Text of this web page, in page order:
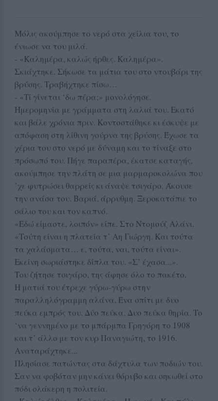
Μόλις ακούμπησε το νερό στα χείλια του, το
ένιωσε να του μιλά.
- «Καλημέρα, καλώς ήρθες. Καλημέρα».
Σκιάχτηκε. Σήκωσε τα μάτια του στο ντουβάρι της
βρύσης. Τραβήχτηκε πίσω…
- «Τί γίνεται ‘δω πέρα;» μονολόγησε.
Ημερομηνία με γράμματα στη λαλιά του. Εκατό
και βάλε χρόνια πριν. Κοντοστάθηκε κι έσκυψε με
απόφαση στη λίθινη γούρνα της βρύσης. Έχωσε τα
χέρια του στο νερό με δύναμη και το τίναξε στο
πρόσωπό του. Πήγε παραπέρα, έκατσε καταγής,
ακούμπησε την πλάτη σε μια μαρμαροκολώνα που
’χε φυτρώσει θαρρείς κι άναψε τσιγάρο. Άκουσε
την ανάσα του. Βαριά, άρρυθμη. Ξεροκατάπιε το
σάλιο του και τον καπνό.
«Εδώ είμαστε, λοιπόν» είπε. Στο Ντομούζ Αλάνι.
«Τούτη είναι η πλατεία τ’ Αη Γιώργη. Και τούτα
τα χαλάσματα… ε, τούτα, ναι, τούτα είναι».
Εκείνη σωριάστηκε δίπλα του. «Σ’ έχασα...».
Του ζήτησε τσιγάρο, της άφησε όλο το πακέτο.
Η ματιά του έτρεχε γύρω-γύρω στην
παραλληλόγραμμη αλάνα. Ένα σπίτι με δυο
πεύκα εμπρός του. Δύο πεύκα. Δυο πεύκα θηρία. Το
‘να γεννημένο με το μπάρμπα Γρηγόρη το 1908
και τ’ άλλο με τον κυρ Παναγιώτη, το 1916.
Αναταράχτηκε...
Πλησίασε πατώντας στα δάχτυλα των ποδιών του.
Σαν να φοβόταν μην κάνει θόρυβο και σηκωθεί στο
πόδι ολάκερη η πολιτεία.